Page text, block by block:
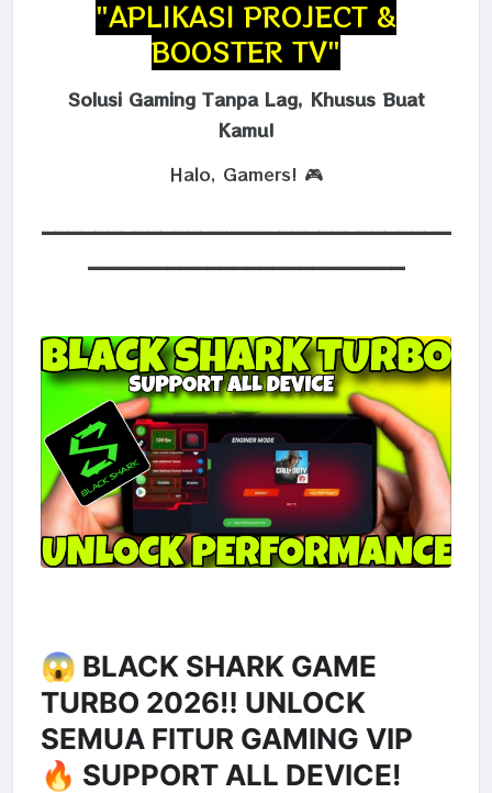
"APLIKASI PROJECT &
BOOSTER TV"
Solusi Gaming Tanpa Lag, Khusus Buat
Kamu!
Halo, Gamers! 🎮
😱 BLACK SHARK GAME
TURBO 2026‼️ UNLOCK
SEMUA FITUR GAMING VIP
🔥 SUPPORT ALL DEVICE!